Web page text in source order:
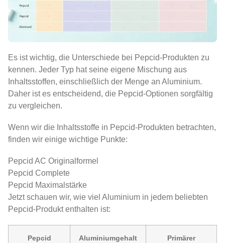
Es ist wichtig, die Unterschiede bei Pepcid-Produkten zu
kennen. Jeder Typ hat seine eigene Mischung aus
Inhaltsstoffen, einschließlich der Menge an Aluminium.
Daher ist es entscheidend, die Pepcid-Optionen sorgfältig
zu vergleichen.
Wenn wir die Inhaltsstoffe in Pepcid-Produkten betrachten,
finden wir einige wichtige Punkte:
Pepcid AC Originalformel
Pepcid Complete
Pepcid Maximalstärke
Jetzt schauen wir, wie viel Aluminium in jedem beliebten
Pepcid-Produkt enthalten ist:
Pepcid
Aluminiumgehalt
Primärer